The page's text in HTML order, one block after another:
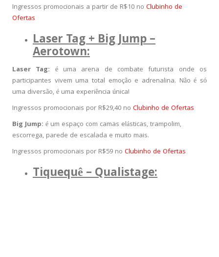
Ingressos promocionais a partir de R$10 no Clubinho de
Ofertas
Laser Tag + Big Jump –
Aerotown:
Laser Tag: é uma arena de combate futurista onde os
participantes vivem uma total emoção e adrenalina. Não é só
uma diversão, é uma experiência única!
Ingressos promocionais por R$29,40 no Clubinho de Ofertas
Big Jump: é um espaço com camas elásticas, trampolim,
escorrega, parede de escalada e muito mais.
Ingressos promocionais por R$59 no Clubinho de Ofertas
Tiquequê – Qualistage: